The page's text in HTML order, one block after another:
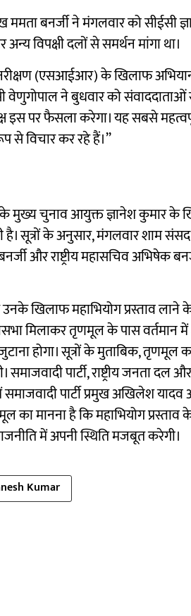
बनर्जी ने मंगलवार को सीईसी
विपक्षी दलों से समर्थन मांगा था।
(एसआईआर) के खिलाफ अभियान
ने बुधवार को संवाददाताओं
इस पर फैसला करेगा। यह सबसे
से विचार कर रहे हैं।’’
मुख्य चुनाव आयुक्त ज्ञानेश कुमार के
है। सूत्रों के अनुसार, मंगलवार शाम
और राष्ट्रीय महासचिव अभिषेक
खिलाफ महाभियोग प्रस्ताव
मिलाकर तृणमूल के पास वर्तमान
होगा। सूत्रों के मुताबिक, तृणमूल
पार्टी, राष्ट्रीय जनता
समाजवादी पार्टी प्रमुख अखिलेश
का मानना है कि महाभियोग
में अपनी स्थिति मजबूत करेगी।
Kumar